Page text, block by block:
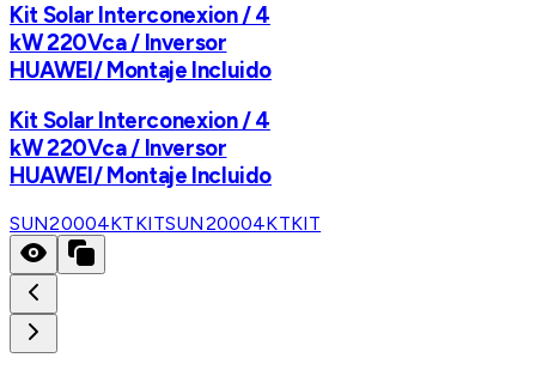
Kit Solar Interconexion / 4
kW 220Vca / Inversor
HUAWEI/ Montaje Incluido
Kit Solar Interconexion / 4
kW 220Vca / Inversor
HUAWEI/ Montaje Incluido
SUN20004KTKITSUN20004KTKIT